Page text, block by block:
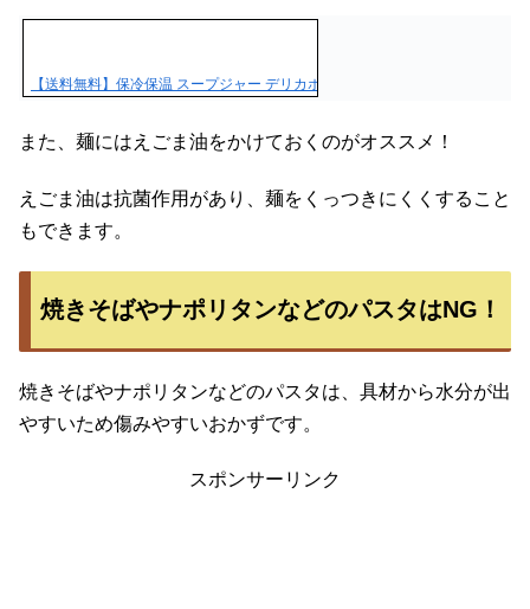
【送料無料】保冷保温 スープジャー デリカポット 人気 キャラクター かわい
また、麺にはえごま油をかけておくのがオススメ！
えごま油は抗菌作用があり、麺をくっつきにくくすること
もできます。
焼きそばやナポリタンなどのパスタはNG！
焼きそばやナポリタンなどのパスタは、具材から水分が出
やすいため傷みやすいおかずです。
スポンサーリンク